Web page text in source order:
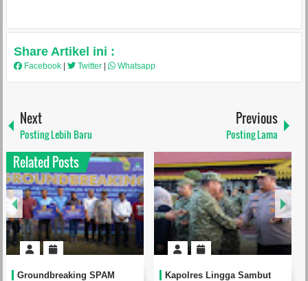
Share Artikel ini :
Facebook | Twitter | Whatsapp
Next
Posting Lebih Baru
Previous
Posting Lama
Related Posts
Groundbreaking SPAM
Kapolres Lingga Sambut